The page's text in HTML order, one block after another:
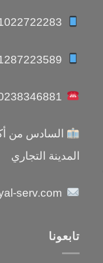
السادس من
المدينة التجاري
serv.com
تابعونا